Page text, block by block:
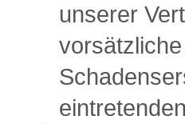
unserer